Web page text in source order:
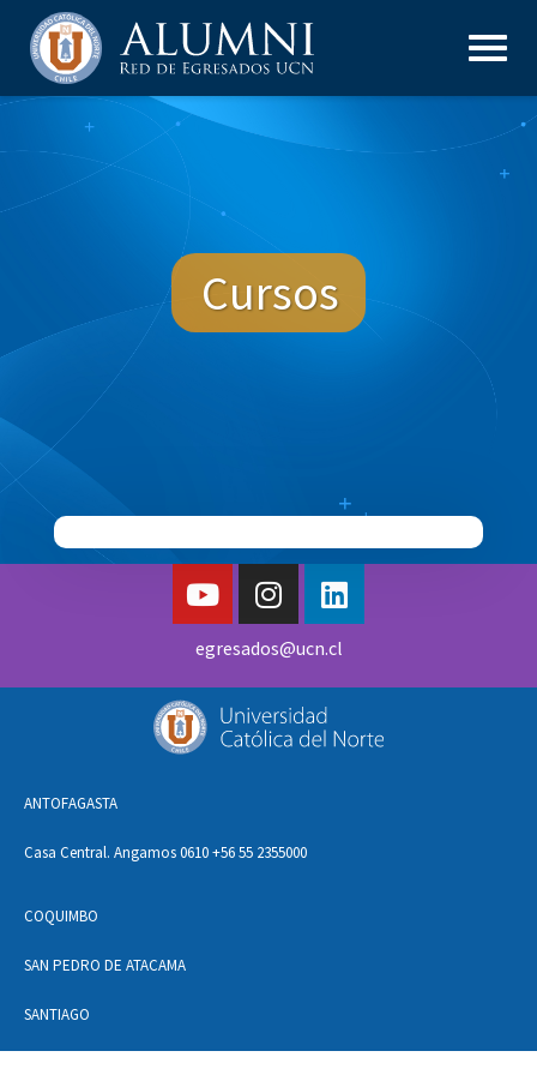
Cursos
egresados@ucn.cl
ANTOFAGASTA
Casa Central. Angamos 0610 +56 55 2355000
COQUIMBO
SAN PEDRO DE ATACAMA
SANTIAGO